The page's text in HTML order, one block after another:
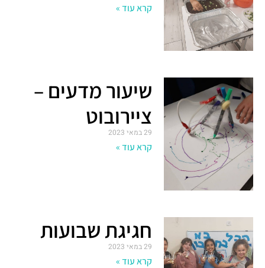
קרא עוד »
שיעור מדעים –
ציירובוט
29 במאי 2023
קרא עוד »
חגיגת שבועות
29 במאי 2023
קרא עוד »